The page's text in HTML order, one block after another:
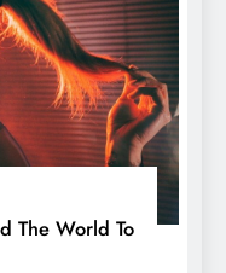
The World To